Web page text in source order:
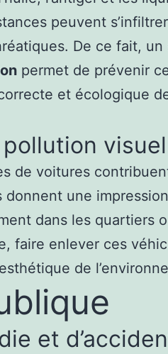
peuvent
De ce fait, un
permet de prévenir
et écologique
de voitures
une
dans les quartiers
faire enlever ces
de
et